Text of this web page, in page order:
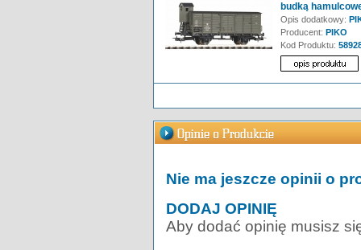
budką
Opis dodatkowy:
Producent: PIKO
Kod Produktu:
Nie ma jeszcze opinii o
DODAJ OPINIĘ
Aby dodać opinię musisz